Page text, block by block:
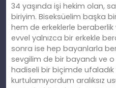
34 yaşında işi hekim olan,
biriyim. Biseksüelim başka
hem de erkeklerle
evvel yalnızca bir erkekle
sonra ise hep bayanlarla
sevgilim de bir bayandı ve
hadiseli bir biçimde
kurtulamıyordum aralıksız